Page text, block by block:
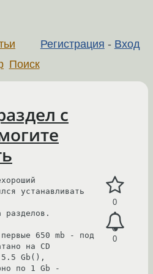
Регистрация - Вход
Поиск
с
0
0
устанавливать
разделов.
650 mb - под
на CD
5.5 Gb(),
по 1 Gb -